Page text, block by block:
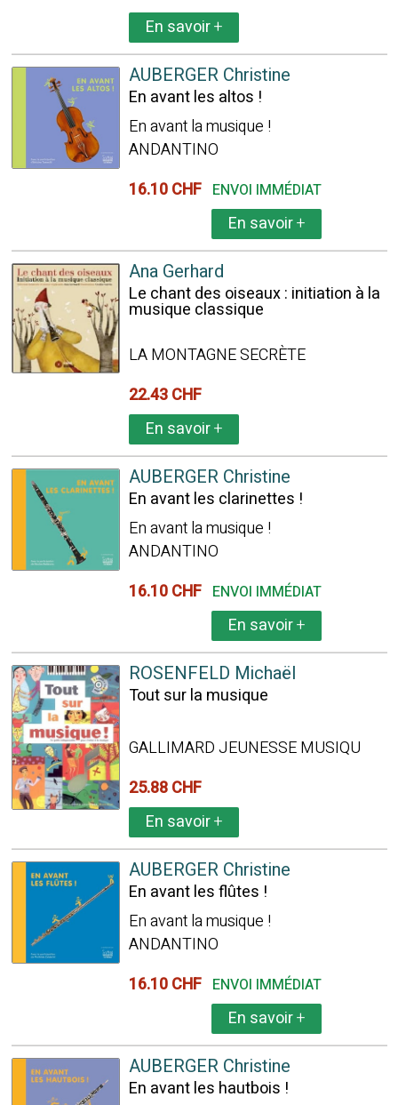
En savoir+
AUBERGER Christine
En avant les altos !
En avant la musique !
ANDANTINO
16.10 CHF ENVOI IMMÉDIAT
En savoir+
Ana Gerhard
Le chant des oiseaux : initiation à la
musique classique
LA MONTAGNE SECRÈTE
22.43 CHF
En savoir+
AUBERGER Christine
En avant les clarinettes !
En avant la musique !
ANDANTINO
16.10 CHF ENVOI IMMÉDIAT
En savoir+
ROSENFELD Michaël
Tout sur la musique
GALLIMARD JEUNESSE MUSIQU
25.88 CHF
En savoir+
AUBERGER Christine
En avant les flûtes !
En avant la musique !
ANDANTINO
16.10 CHF ENVOI IMMÉDIAT
En savoir+
AUBERGER Christine
En avant les hautbois !